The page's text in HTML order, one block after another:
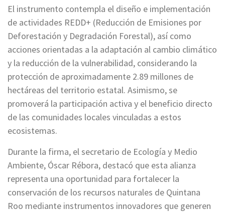
El instrumento contempla el diseño e implementación
de actividades REDD+ (Reducción de Emisiones por
Deforestación y Degradación Forestal), así como
acciones orientadas a la adaptación al cambio climático
y la reducción de la vulnerabilidad, considerando la
protección de aproximadamente 2.89 millones de
hectáreas del territorio estatal. Asimismo, se
promoverá la participación activa y el beneficio directo
de las comunidades locales vinculadas a estos
ecosistemas.
Durante la firma, el secretario de Ecología y Medio
Ambiente, Óscar Rébora, destacó que esta alianza
representa una oportunidad para fortalecer la
conservación de los recursos naturales de Quintana
Roo mediante instrumentos innovadores que generen